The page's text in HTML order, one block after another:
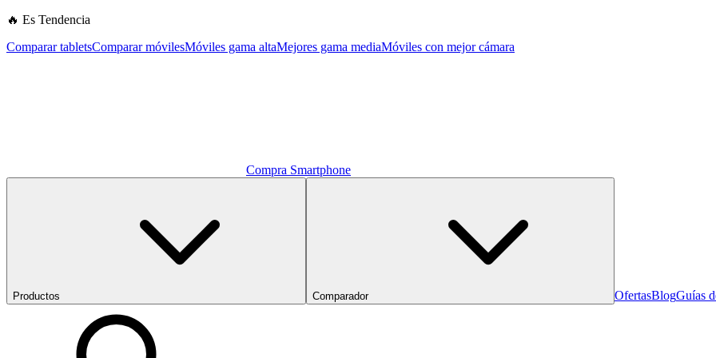
🔥 Es Tendencia
Comparar tabletsComparar móvilesMóviles gama altaMejores gama mediaMóviles con mejor cámara
Compra Smartphone
Productos Comparador OfertasBlogGuías